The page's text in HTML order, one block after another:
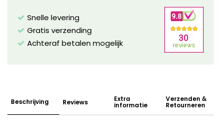
Snelle levering
Gratis verzending
Achteraf betalen mogelijk
Beschrijving Reviews Extra
informatie
Verzenden &
Retourneren